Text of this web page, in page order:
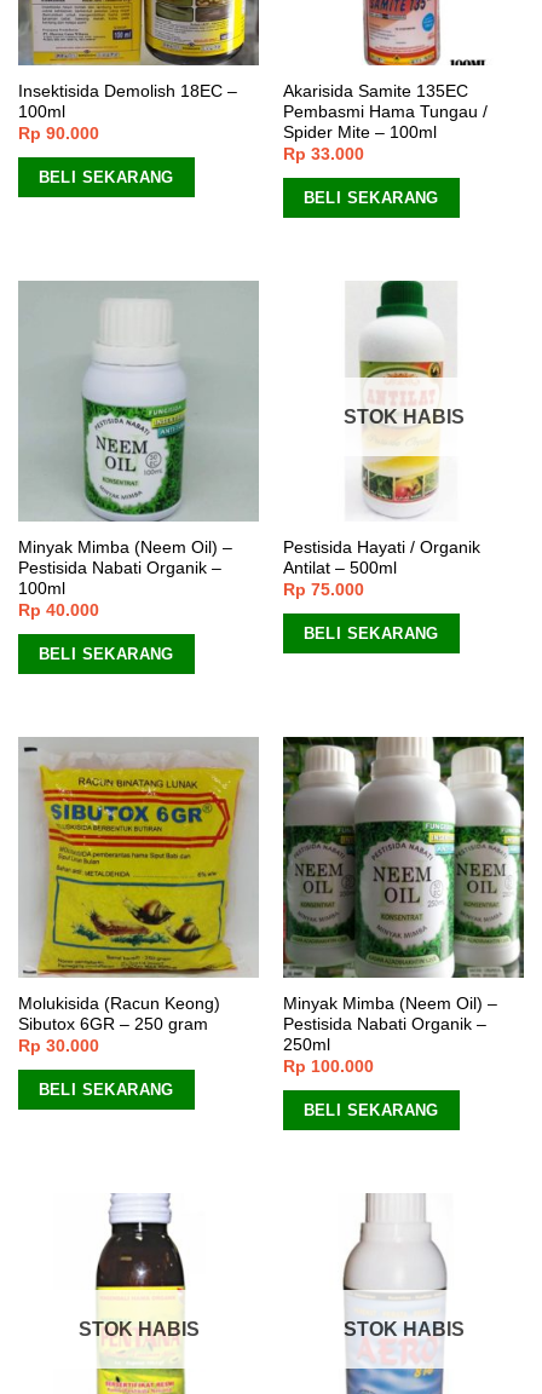
Insektisida Demolish 18EC –
100ml
Rp 90.000
BELI SEKARANG
Akarisida Samite 135EC
Pembasmi Hama Tungau /
Spider Mite – 100ml
Rp 33.000
BELI SEKARANG
Minyak Mimba (Neem Oil) –
Pestisida Nabati Organik –
100ml
Rp 40.000
BELI SEKARANG
STOK HABIS
Pestisida Hayati / Organik
Antilat – 500ml
Rp 75.000
BELI SEKARANG
Molukisida (Racun Keong)
Sibutox 6GR – 250 gram
Rp 30.000
BELI SEKARANG
Minyak Mimba (Neem Oil) –
Pestisida Nabati Organik –
250ml
Rp 100.000
BELI SEKARANG
STOK HABIS STOK HABIS